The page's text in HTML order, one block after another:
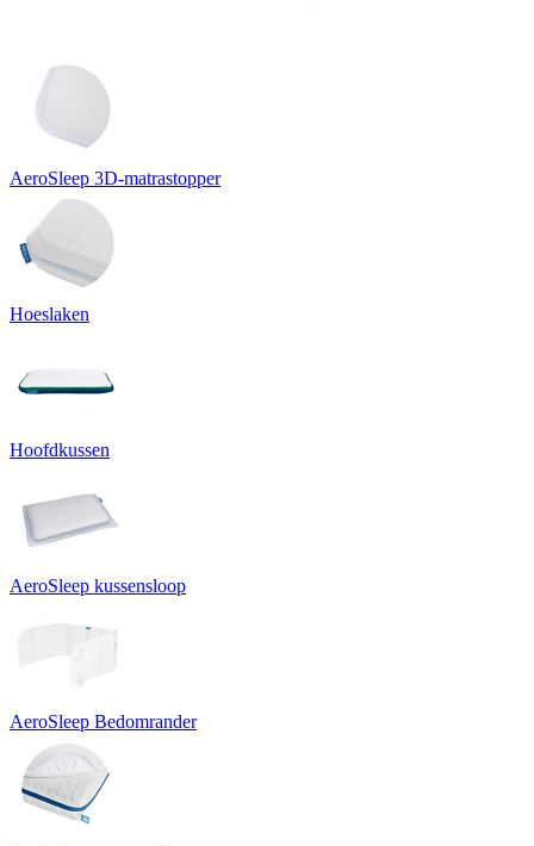
AeroSleep 3D-matrastopper
Hoeslaken
Hoofdkussen
AeroSleep kussensloop
AeroSleep Bedomrander